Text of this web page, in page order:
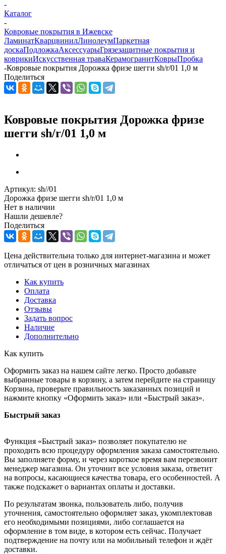
-
Каталог
-
Ковровые покрытия в Ижевске
ЛаминатКварцвинилЛинолеумПаркетная
доскаПодложкаАксессуарыГрязезащитные покрытия и
коврикиИскусственная траваКерамогранитКоврыПробка
-Ковровые покрытия Дорожка фризе шегги sh/r/01 1,0 м
Поделиться
Ковровые покрытия Дорожка фризе
шегги sh/r/01 1,0 м
Артикул: sh//01
Дорожка фризе шегги sh/r/01 1,0 м
Нет в наличии
Нашли дешевле?
Поделиться
Цена действительна только для интернет-магазина и может
отличаться от цен в розничных магазинах
Как купить
Оплата
Доставка
Отзывы
Задать вопрос
Наличие
Дополнительно
Как купить
Оформить заказ на нашем сайте легко. Просто добавьте
выбранные товары в корзину, а затем перейдите на страницу
Корзина, проверьте правильность заказанных позиций и
нажмите кнопку «Оформить заказ» или «Быстрый заказ».
Быстрый заказ
Функция «Быстрый заказ» позволяет покупателю не
проходить всю процедуру оформления заказа самостоятельно.
Вы заполняете форму, и через короткое время вам перезвонит
менеджер магазина. Он уточнит все условия заказа, ответит
на вопросы, касающиеся качества товара, его особенностей. А
также подскажет о вариантах оплаты и доставки.
По результатам звонка, пользователь либо, получив
уточнения, самостоятельно оформляет заказ, укомплектовав
его необходимыми позициями, либо соглашается на
оформление в том виде, в котором есть сейчас. Получает
подтверждение на почту или на мобильный телефон и ждёт
доставки.